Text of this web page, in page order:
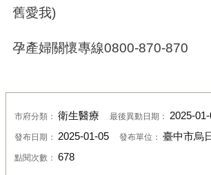
舊愛我)
孕產婦關懷專線0800-870-870
市府分類： 衛生醫療 最後異動日期： 2025-
發布日期： 2025-01-05 發布單位： 臺中市烏
點閱次數： 678